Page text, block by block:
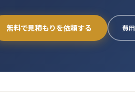
無料で見積もりを依頼する 費